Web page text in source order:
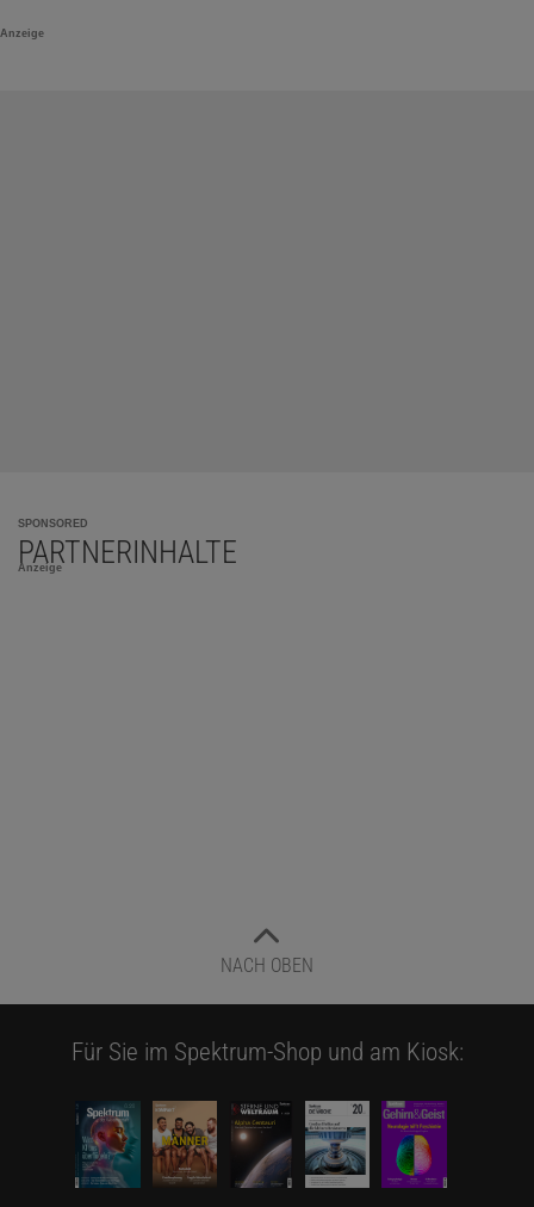
Anzeige
SPONSORED
PARTNERINHALTE
Anzeige
NACH OBEN
Für Sie im Spektrum-Shop und am Kiosk: